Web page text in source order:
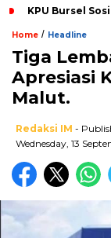
KPU Bursel
Home / Headline
Tiga
Apresiasi
Malut.
Redaksi IM -
Wednesday, 13